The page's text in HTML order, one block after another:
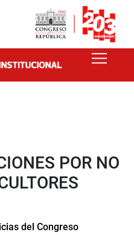
POR NO
del Congreso